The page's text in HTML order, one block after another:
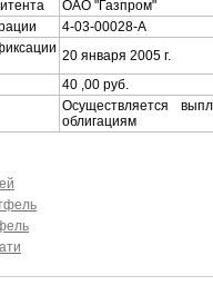
ОАО "Газпром"
4-03-00028-A
20 января 2005 г.
40 ,00 руб.
Осуществляется
облигациям